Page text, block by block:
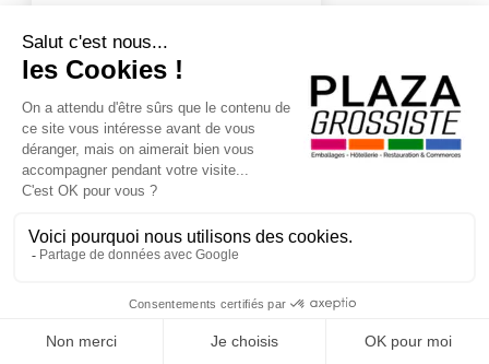
des fins statistiques et commerciales.
OK